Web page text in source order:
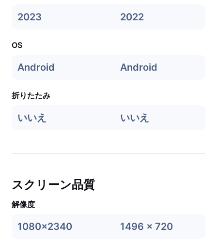
2023 2022
OS
Android Android
折りたたみ
いいえ いいえ
スクリーン品質
解像度
1080x2340 1496 x 720